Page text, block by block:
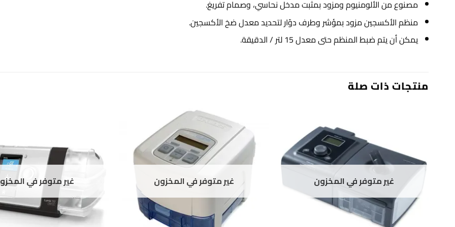
مصنوع من الألومنيوم ومزود بمثبت مدخل نحاسي، وصمام تفريغ.
منظم الأكسجين مزود بمؤشر وطرف دوّار لتحديد معدل ضخ الأكسجين.
يمكن أن يتم ضبط المنظم حتى معدل 15 لتر / الدقيقة.
منتجات ذات صلة
غير متوفر في المخزون غير متوفر في المخزون غير متوفر في